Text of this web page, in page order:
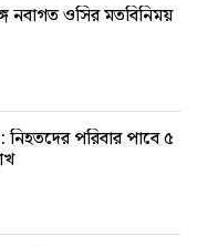
নবাগত ওসির মতবিনিময়
পরিবার পাবে ৫